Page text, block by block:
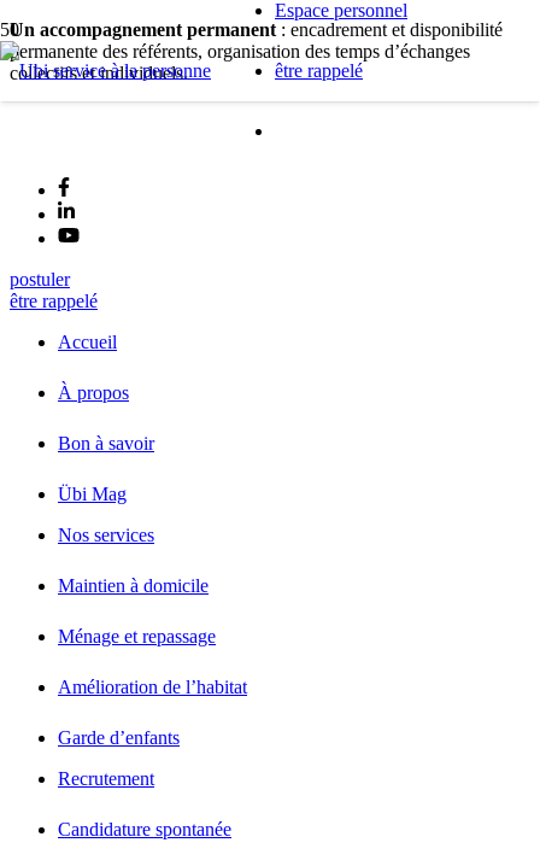
Espace personnel
être rappelé
Un accompagnement permanent : encadrement et disponibilité
permanente des référents, organisation des temps d’échanges
collectifs et individuels.
postuler
être rappelé
Accueil
À propos
Bon à savoir
Übi Mag
Nos services
Maintien à domicile
Ménage et repassage
Amélioration de l’habitat
Garde d’enfants
Recrutement
Candidature spontanée